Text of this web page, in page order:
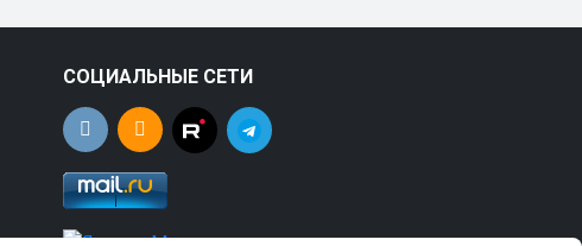
СОЦИАЛЬНЫЕ СЕТИ